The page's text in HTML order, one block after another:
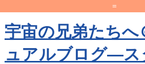
=
宇宙の兄弟たちへ
ュアルブログ―ス